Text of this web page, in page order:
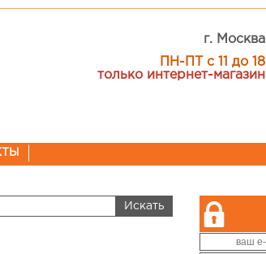
г. Москва
ПН-ПТ с 11 до 18
только интернет-магазин